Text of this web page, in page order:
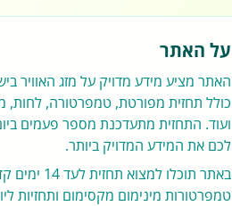
על האתר
האתר מציע מידע מדויק על מזג האוויר
כולל תחזית מפורטת, טמפרטורה, לחות,
ועוד. התחזית מתעדכנת מספר פעמים
לכם את המידע המדויק ביותר.
באתר תוכלו למצוא
טמפרטורות מינימום מקסימום ותחזיות